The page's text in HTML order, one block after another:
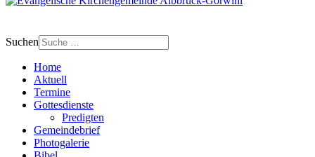
Suchen
Home
Aktuell
Termine
Gottesdienste
Predigten
Gemeindebrief
Photogalerie